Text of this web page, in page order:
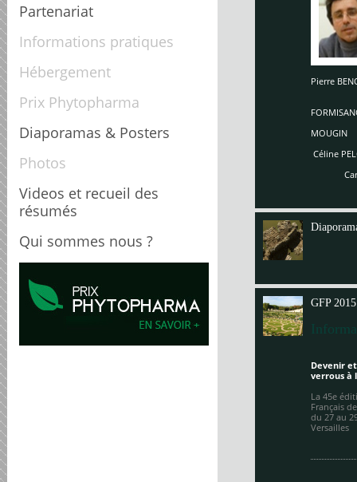
Partenariat
Informations pratiques
Hébergement
Prix Phytopharma
Diaporamas & Posters
Photos
Videos et recueil des
résumés
Qui sommes nous ?
Pierre
MOUGIN
Céline
Carole
GFP 2015
Devenir
verrous à
La 45e
Français
du 27 au
Versailles